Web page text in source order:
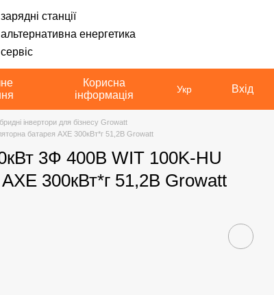
станції
енергетика
Корисна
інформація
Укр Вхід
інвертори для бізнесу Growatt
батарея AXE 300кВт*г 51,2В Growatt
3Ф 400В WIT 100K-HU
300кВт*г 51,2В Growatt